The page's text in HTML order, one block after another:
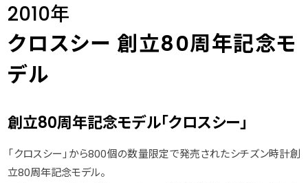
2010年
クロスシー 創立80周年記念モ
デル
創立80周年記念モデル「クロスシー」
「クロスシー」から800個の数量限定で発売されたシチズン時計創
立80周年記念モデル。